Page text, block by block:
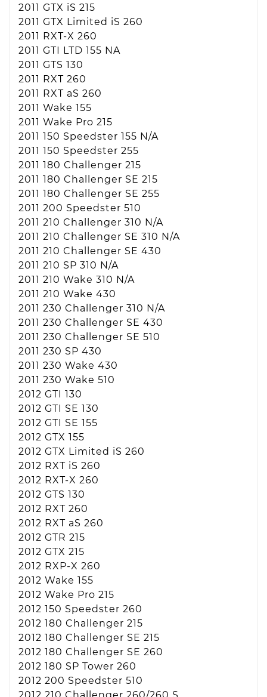
2011 GTX iS 215
2011 GTX Limited iS 260
2011 RXT-X 260
2011 GTI LTD 155 NA
2011 GTS 130
2011 RXT 260
2011 RXT aS 260
2011 Wake 155
2011 Wake Pro 215
2011 150 Speedster 155 N/A
2011 150 Speedster 255
2011 180 Challenger 215
2011 180 Challenger SE 215
2011 180 Challenger SE 255
2011 200 Speedster 510
2011 210 Challenger 310 N/A
2011 210 Challenger SE 310 N/A
2011 210 Challenger SE 430
2011 210 SP 310 N/A
2011 210 Wake 310 N/A
2011 210 Wake 430
2011 230 Challenger 310 N/A
2011 230 Challenger SE 430
2011 230 Challenger SE 510
2011 230 SP 430
2011 230 Wake 430
2011 230 Wake 510
2012 GTI 130
2012 GTI SE 130
2012 GTI SE 155
2012 GTX 155
2012 GTX Limited iS 260
2012 RXT iS 260
2012 RXT-X 260
2012 GTS 130
2012 RXT 260
2012 RXT aS 260
2012 GTR 215
2012 GTX 215
2012 RXP-X 260
2012 Wake 155
2012 Wake Pro 215
2012 150 Speedster 260
2012 180 Challenger 215
2012 180 Challenger SE 215
2012 180 Challenger SE 260
2012 180 SP Tower 260
2012 200 Speedster 510